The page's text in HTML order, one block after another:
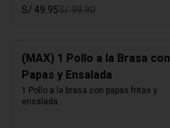
S/ 49.95S/ 99.90
(MAX) 1 Pollo a la Brasa con
Papas y Ensalada
1 Pollo a la brasa con papas fritas y
ensalada.